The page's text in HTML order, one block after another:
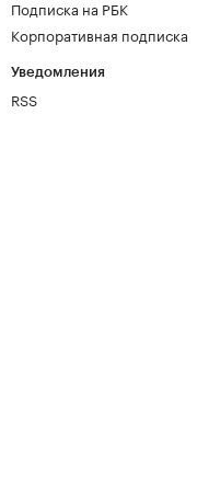
Подписка на РБК
Корпоративная подписка
Уведомления
RSS